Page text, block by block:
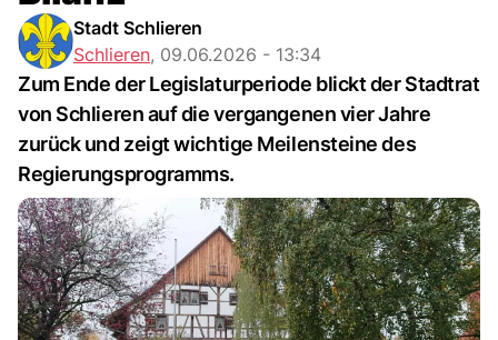
Stadt Schlieren
Schlieren, 09.06.2026 - 13:34
Zum Ende der Legislaturperiode blickt der Stadtrat
von Schlieren auf die vergangenen vier Jahre
zurück und zeigt wichtige Meilensteine des
Regierungsprogramms.